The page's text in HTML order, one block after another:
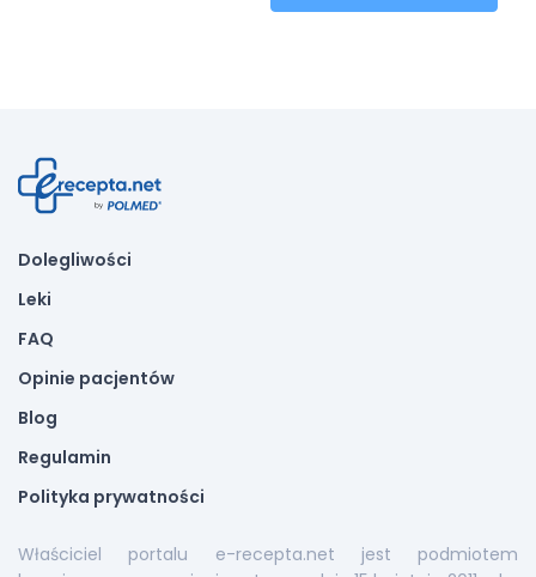
Dolegliwości
Leki
FAQ
Opinie pacjentów
Blog
Regulamin
Polityka prywatności
Właściciel portalu e-recepta.net jest podmiotem